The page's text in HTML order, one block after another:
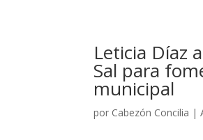
Leticia Díaz
Sal para
municipal
por Cabezón Concilia |